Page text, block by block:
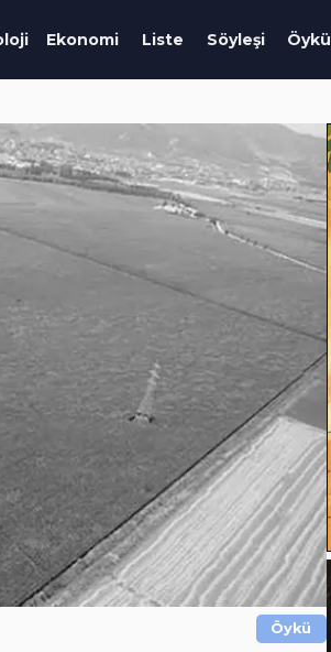
Ekonomi Liste Söyleşi Öykü
Öykü